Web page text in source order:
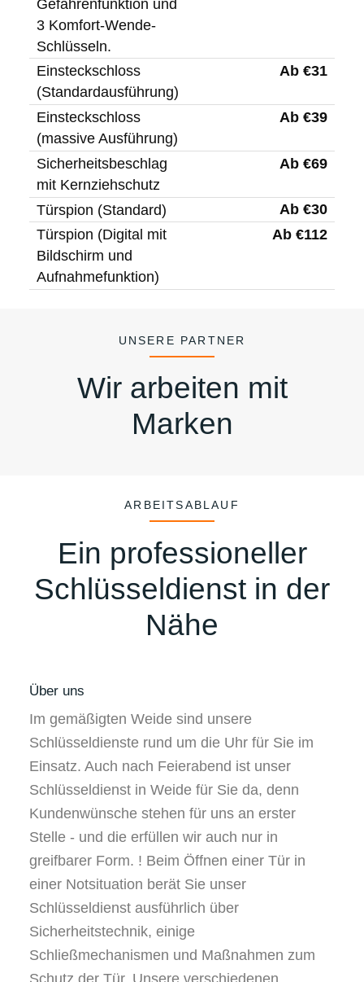
Gefahrenfunktion und
3 Komfort-Wende-
Schlüsseln.
Einsteckschloss
(Standardausführung)
Ab €31
Einsteckschloss
(massive Ausführung)
Ab €39
Sicherheitsbeschlag
mit Kernziehschutz
Ab €69
Türspion (Standard)
Ab €30
Türspion (Digital mit
Bildschirm und
Aufnahmefunktion)
Ab €112
UNSERE PARTNER
Wir arbeiten mit
Marken
ARBEITSABLAUF
Ein professioneller
Schlüsseldienst in der
Nähe
Über uns
Im gemäßigten Weide sind unsere
Schlüsseldienste rund um die Uhr für Sie im
Einsatz. Auch nach Feierabend ist unser
Schlüsseldienst in Weide für Sie da, denn
Kundenwünsche stehen für uns an erster
Stelle - und die erfüllen wir auch nur in
greifbarer Form. ! Beim Öffnen einer Tür in
einer Notsituation berät Sie unser
Schlüsseldienst ausführlich über
Sicherheitstechnik, einige
Schließmechanismen und Maßnahmen zum
Schutz der Tür. Unsere verschiedenen